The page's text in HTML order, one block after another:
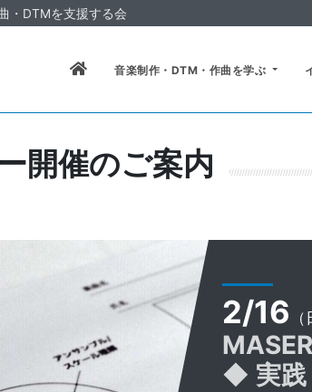
・DTMを支援する会
音楽制作・DTM・作曲を学ぶ
開催のご案内
2/16 （
◆ 実践